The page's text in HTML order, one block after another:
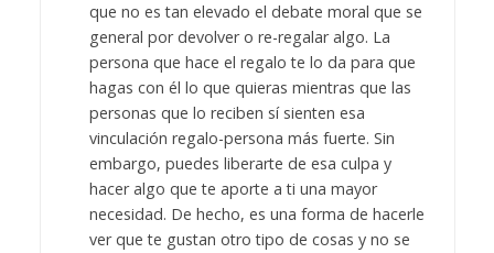
que no es tan elevado el debate moral que se
general por devolver o re-regalar algo. La
persona que hace el regalo te lo da para que
hagas con él lo que quieras mientras que las
personas que lo reciben sí sienten esa
vinculación regalo-persona más fuerte. Sin
embargo, puedes liberarte de esa culpa y
hacer algo que te aporte a ti una mayor
necesidad. De hecho, es una forma de hacerle
ver que te gustan otro tipo de cosas y no se